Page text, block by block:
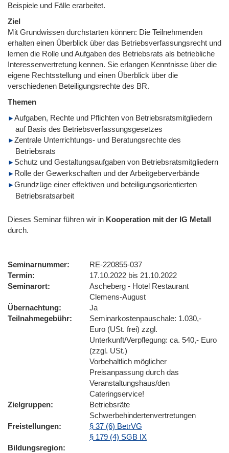
Beispiele und Fälle erarbeitet.
Ziel
Mit Grundwissen durchstarten können: Die Teilnehmenden
erhalten einen Überblick über das Betriebsverfassungsrecht und
lernen die Rolle und Aufgaben des Betriebsrats als betriebliche
Interessenvertretung kennen. Sie erlangen Kenntnisse über die
eigene Rechtsstellung und einen Überblick über die
verschiedenen Beteiligungsrechte des BR.
Themen
Aufgaben, Rechte und Pflichten von Betriebsratsmitgliedern
auf Basis des Betriebsverfassungsgesetzes
Zentrale Unterrichtungs- und Beratungsrechte des
Betriebsrats
Schutz und Gestaltungsaufgaben von Betriebsratsmitgliedern
Rolle der Gewerkschaften und der Arbeitgeberverbände
Grundzüge einer effektiven und beteiligungsorientierten
Betriebsratsarbeit
Dieses Seminar führen wir in Kooperation mit der IG Metall
durch.
Seminarnummer
RE-220855-037
Termin
17.10.2022 bis 21.10.2022
Seminarort
Ascheberg - Hotel Restaurant
Clemens-August
Übernachtung
Ja
Teilnahmegebühr
Seminarkostenpauschale: 1.030,-
Euro (USt. frei) zzgl.
Unterkunft/Verpflegung: ca. 540,- Euro
(zzgl. USt.)
Vorbehaltlich möglicher
Preisanpassung durch das
Veranstaltungshaus/den
Cateringservice!
Zielgruppen
Betriebsräte
Schwerbehindertenvertretungen
Freistellungen
§ 37 (6) BetrVG
§ 179 (4) SGB IX
Bildungsregion